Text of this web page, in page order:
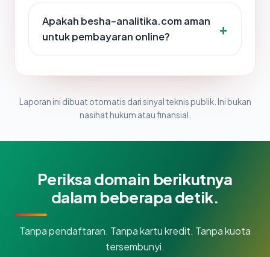
Apakah besha-analitika.com aman
untuk pembayaran online?
Laporan ini dibuat otomatis dari sinyal teknis publik. Ini bukan
nasihat hukum atau finansial.
Periksa domain berikutnya
dalam beberapa detik.
Tanpa pendaftaran. Tanpa kartu kredit. Tanpa kuota
tersembunyi.